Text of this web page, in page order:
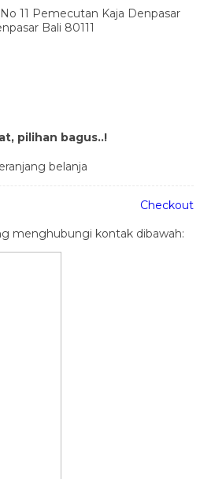
11 Pemecutan Kaja Denpasar
Bali 80111
pilihan bagus..!
belanja
Checkout
menghubungi kontak dibawah: